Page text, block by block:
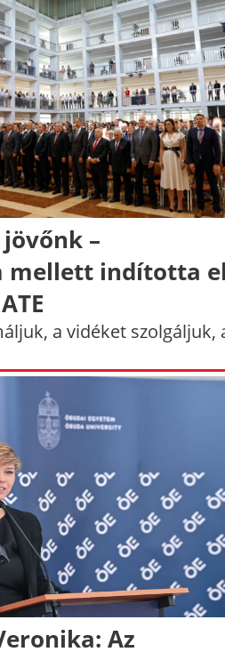
–
mellett indította
a vidéket szolgáljuk,
Az